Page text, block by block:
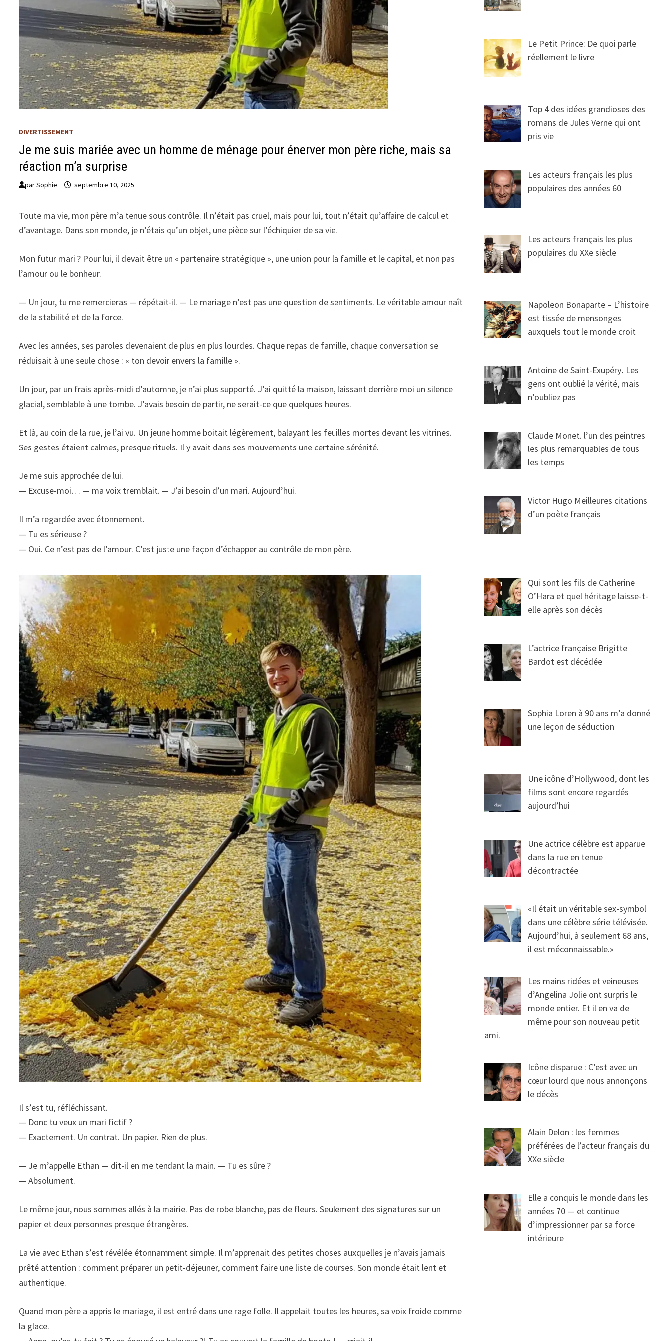
DIVERTISSEMENT
Je me suis mariée avec un homme de ménage pour énerver mon père riche, mais sa
réaction m’a surprise
parSophie septembre 10, 2025
Toute ma vie, mon père m’a tenue sous contrôle. Il n’était pas cruel, mais pour lui, tout n’était qu’affaire de calcul et
d’avantage. Dans son monde, je n’étais qu’un objet, une pièce sur l’échiquier de sa vie.
Mon futur mari ? Pour lui, il devait être un « partenaire stratégique », une union pour la famille et le capital, et non pas
l’amour ou le bonheur.
— Un jour, tu me remercieras — répétait-il. — Le mariage n’est pas une question de sentiments. Le véritable amour naît
de la stabilité et de la force.
Avec les années, ses paroles devenaient de plus en plus lourdes. Chaque repas de famille, chaque conversation se
réduisait à une seule chose : « ton devoir envers la famille ».
Un jour, par un frais après-midi d’automne, je n’ai plus supporté. J’ai quitté la maison, laissant derrière moi un silence
glacial, semblable à une tombe. J’avais besoin de partir, ne serait-ce que quelques heures.
Et là, au coin de la rue, je l’ai vu. Un jeune homme boitait légèrement, balayant les feuilles mortes devant les vitrines.
Ses gestes étaient calmes, presque rituels. Il y avait dans ses mouvements une certaine sérénité.
Je me suis approchée de lui.
— Excuse-moi… — ma voix tremblait. — J’ai besoin d’un mari. Aujourd’hui.
Il m’a regardée avec étonnement.
— Tu es sérieuse ?
— Oui. Ce n’est pas de l’amour. C’est juste une façon d’échapper au contrôle de mon père.
Il s’est tu, réfléchissant.
— Donc tu veux un mari fictif ?
— Exactement. Un contrat. Un papier. Rien de plus.
— Je m’appelle Ethan — dit-il en me tendant la main. — Tu es sûre ?
— Absolument.
Le même jour, nous sommes allés à la mairie. Pas de robe blanche, pas de fleurs. Seulement des signatures sur un
papier et deux personnes presque étrangères.
La vie avec Ethan s’est révélée étonnamment simple. Il m’apprenait des petites choses auxquelles je n’avais jamais
prêté attention : comment préparer un petit-déjeuner, comment faire une liste de courses. Son monde était lent et
authentique.
Quand mon père a appris le mariage, il est entré dans une rage folle. Il appelait toutes les heures, sa voix froide comme
la glace.
Le Petit Prince: De quoi parle
réellement le livre
Top 4 des idées grandioses des
romans de Jules Verne qui ont
pris vie
Les acteurs français les plus
populaires des années 60
Les acteurs français les plus
populaires du XXe siècle
Napoleon Bonaparte – L’histoire
est tissée de mensonges
auxquels tout le monde croit
Antoine de Saint-Exupéry․ Les
gens ont oublié la vérité, mais
n’oubliez pas
Claude Monet. l’un des peintres
les plus remarquables de tous
les temps
Victor Hugo Meilleures citations
d’un poète français
Qui sont les fils de Catherine
O’Hara et quel héritage laisse-t-
elle après son décès
L’actrice française Brigitte
Bardot est décédée
Sophia Loren à 90 ans m’a donné
une leçon de séduction
Une icône d’Hollywood, dont les
films sont encore regardés
aujourd’hui
Une actrice célèbre est apparue
dans la rue en tenue
décontractée
«Il était un véritable sex-symbol
dans une célèbre série télévisée.
Aujourd’hui, à seulement 68 ans,
il est méconnaissable.»
Les mains ridées et veineuses
d’Angelina Jolie ont surpris le
monde entier. Et il en va de
même pour son nouveau petit
ami.
Icône disparue : C’est avec un
cœur lourd que nous annonçons
le décès
Alain Delon : les femmes
préférées de l’acteur français du
XXe siècle
Elle a conquis le monde dans les
années 70 — et continue
d’impressionner par sa force
intérieure